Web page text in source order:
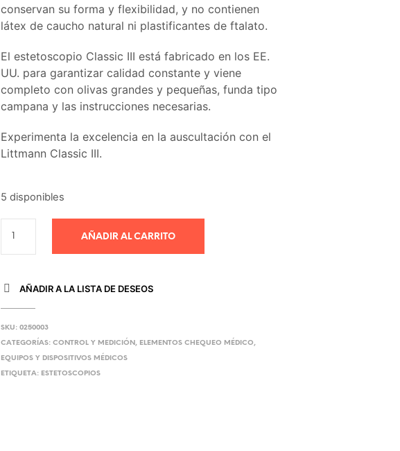
conservan su forma y flexibilidad, y no contienen
látex de caucho natural ni plastificantes de ftalato.
El estetoscopio Classic III está fabricado en los EE.
UU. para garantizar calidad constante y viene
completo con olivas grandes y pequeñas, funda tipo
campana y las instrucciones necesarias.
Experimenta la excelencia en la auscultación con el
Littmann Classic III.
5 disponibles
AÑADIR AL CARRITO
AÑADIR A LA LISTA DE DESEOS
SKU:0250003
CATEGORÍAS:CONTROL Y MEDICIÓN , ELEMENTOS CHEQUEO MÉDICO,
EQUIPOS Y DISPOSITIVOS MÉDICOS
ETIQUETA: ESTETOSCOPIOS